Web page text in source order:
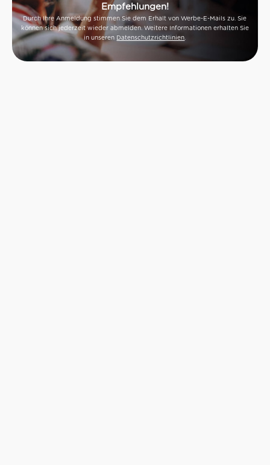
Empfehlungen!
Durch Ihre Anmeldung stimmen Sie dem Erhalt von Werbe-E-Mails zu. Sie
können sich jederzeit wieder abmelden. Weitere Informationen erhalten Sie
in unseren Datenschutzrichtlinien